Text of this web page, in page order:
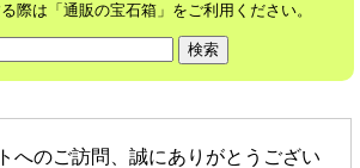
際は「通販の宝石箱」をご利用ください。
へのご訪問、誠にありがとうござい